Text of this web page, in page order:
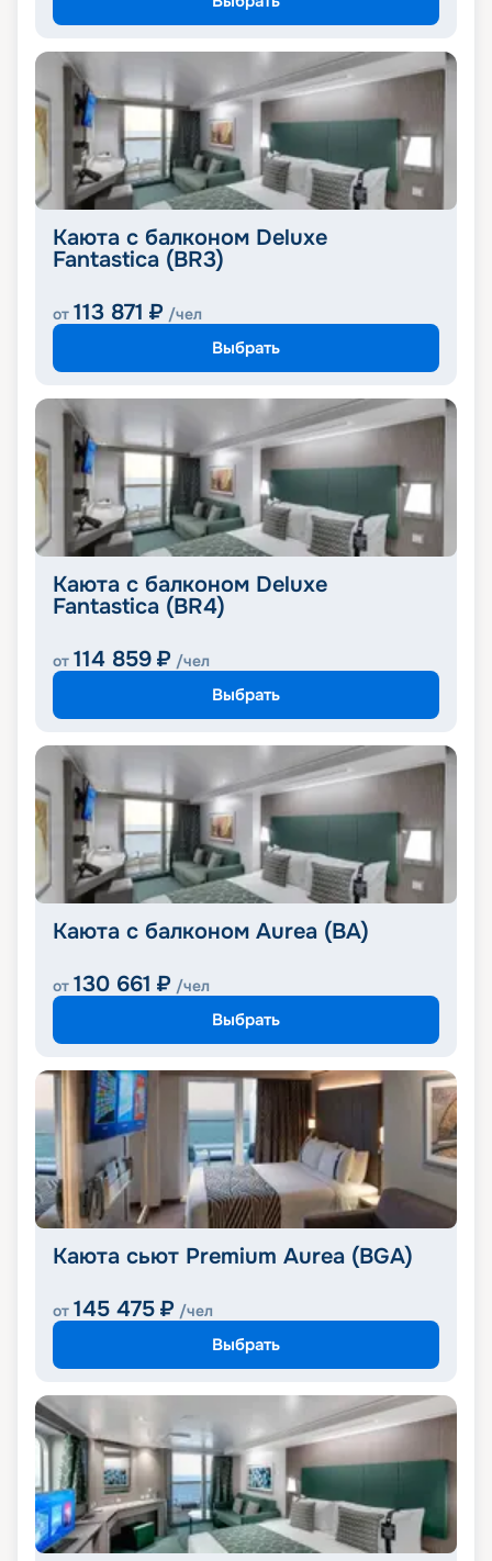
Каюта с балконом Deluxe
Fantastica (BR3)
от 113 871 ₽ /чел
Выбрать
Каюта с балконом Deluxe
Fantastica (BR4)
от 114 859 ₽ /чел
Выбрать
Каюта с балконом Aurea (BA)
от 130 661 ₽ /чел
Выбрать
Каюта сьют Premium Aurea (BGA)
от 145 475 ₽ /чел
Выбрать